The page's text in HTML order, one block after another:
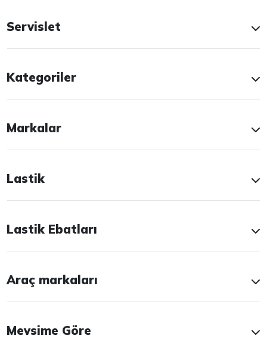
Servislet
Kategoriler
Markalar
Lastik
Lastik Ebatları
Araç markaları
Mevsime Göre